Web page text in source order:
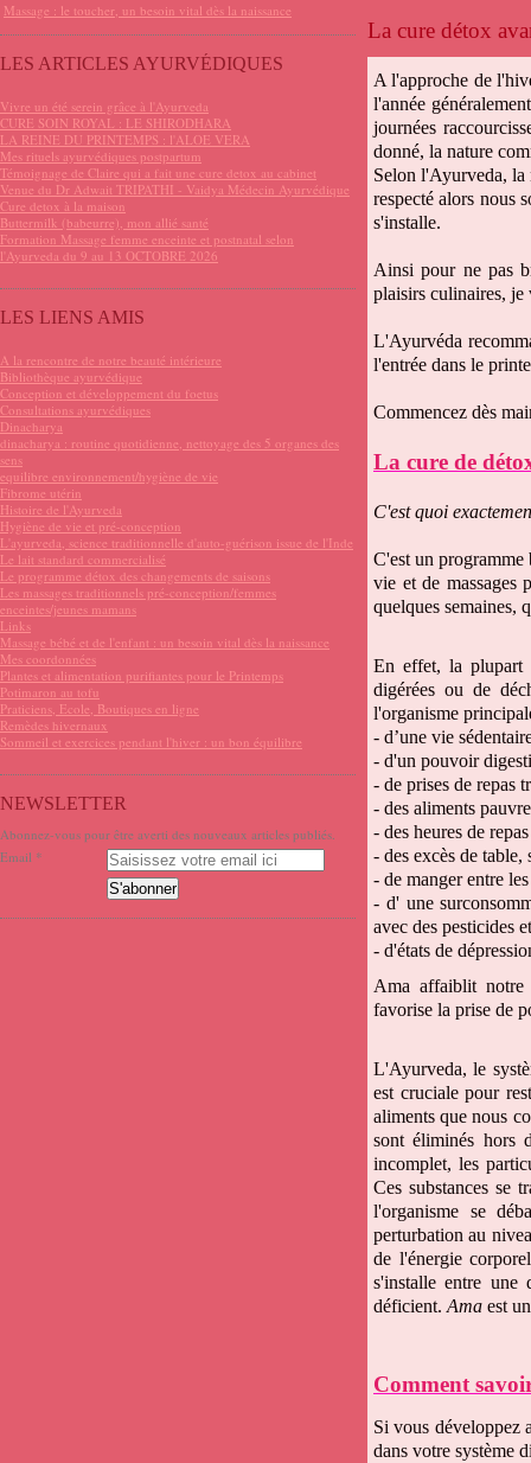
Massage : le toucher, un besoin vital dès la naissance
LES ARTICLES AYURVÉDIQUES
Vivre un été serein grâce à l'Ayurveda
CURE SOIN ROYAL : LE SHIRODHARA
LA REINE DU PRINTEMPS : l'ALOE VERA
Mes rituels ayurvédiques postpartum
Témoignage de Claire qui a fait une cure detox au cabinet
Venue du Dr Adwait TRIPATHI - Vaidya Médecin Ayurvédique
Cure detox à la maison
Buttermilk (babeurre), mon allié santé
Formation Massage femme enceinte et postnatal selon
l'Ayurveda du 9 au 13 OCTOBRE 2026
LES LIENS AMIS
A la rencontre de notre beauté intérieure
Bibliothèque ayurvédique
Conception et développement du foetus
Consultations ayurvédiques
Dinacharya
dinacharya : routine quotidienne, nettoyage des 5 organes des
sens
equilibre environnement/hygiène de vie
Fibrome utérin
Histoire de l'Ayurveda
Hygiène de vie et pré-conception
L'ayurveda, science traditionnelle d'auto-guérison issue de l'Inde
Le lait standard commercialisé
Le programme détox des changements de saisons
Les massages traditionnels pré-conception/femmes
enceintes/jeunes mamans
Links
Massage bébé et de l'enfant : un besoin vital dès la naissance
Mes coordonnées
Plantes et alimentation purifiantes pour le Printemps
Potimaron au tofu
Praticiens, Ecole, Boutiques en ligne
Remèdes hivernaux
Sommeil et exercices pendant l'hiver : un bon équilibre
NEWSLETTER
Abonnez-vous pour être averti des nouveaux articles publiés.
Email
La cure détox
A l'approche de
l'année
journées
donné, la nature
Selon l'Ayurveda, la
respecté alors nous
s'installe.
Ainsi pour ne pas
plaisirs culinaires, je
L'Ayurvéda
l'entrée dans le
Commencez dès
La cure de
C'est quoi
C'est un programme
vie et de massages
quelques semaines,
En effet, la plupart
digérées ou de
l'organisme
- d’une vie
- d'un pouvoir
- de prises de repas
- des aliments
- des heures de
- des excès de
- de manger entre
- d' une
avec des pesticides
- d'états de
Ama affaiblit notre
favorise la prise de
L'Ayurveda, le
est cruciale pour
aliments que nous
sont éliminés hors
incomplet, les
Ces substances se
l'organisme se
perturbation au
de l'énergie
s'installe entre une
déficient. Ama est
Comment
Si vous développez
dans votre système